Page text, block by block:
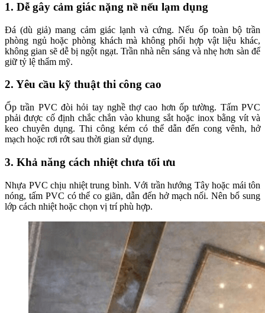
1. Dễ gây cảm giác nặng nề nếu lạm dụng
Đá (dù giả) mang cảm giác lạnh và cứng. Nếu ốp toàn bộ trần
phòng ngủ hoặc phòng khách mà không phối hợp vật liệu khác,
không gian sẽ dễ bị ngột ngạt. Trần nhà nên sáng và nhẹ hơn sàn để
giữ tỷ lệ thẩm mỹ.
2. Yêu cầu kỹ thuật thi công cao
Ốp trần PVC đòi hỏi tay nghề thợ cao hơn ốp tường. Tấm PVC
phải được cố định chắc chắn vào khung sắt hoặc inox bằng vít và
keo chuyên dụng. Thi công kém có thể dẫn đến cong vênh, hở
mạch hoặc rơi rớt sau thời gian sử dụng.
3. Khả năng cách nhiệt chưa tối ưu
Nhựa PVC chịu nhiệt trung bình. Với trần hướng Tây hoặc mái tôn
nóng, tấm PVC có thể co giãn, dẫn đến hở mạch nối. Nên bổ sung
lớp cách nhiệt hoặc chọn vị trí phù hợp.